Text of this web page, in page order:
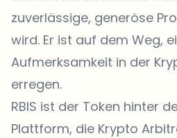
zuverlässige, generöse
wird. Er ist auf dem Weg,
Aufmerksamkeit in der
erregen.
RBIS ist der Token hinter
Plattform, die Krypto